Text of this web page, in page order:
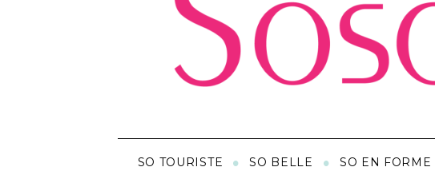
SO TOURISTE SO BELLE SO EN FORME